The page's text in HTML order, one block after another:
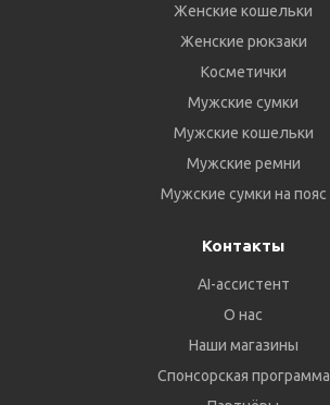
Женские кошельки
Женские рюкзаки
Косметички
Мужские сумки
Мужские кошельки
Мужские ремни
Мужские сумки на пояс
Контакты
AI-ассистент
О нас
Наши магазины
Спонсорская программа